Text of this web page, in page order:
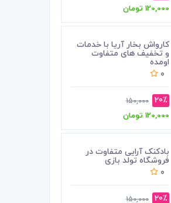
120,000 تومان
کارواش بخار آریا با خدمات
و تخفیف های متفاوت
اومده
0
20٪ 150,000
120,000 تومان
بادکنک آرایی متفاوت در
فروشگاه تولد بازی
0
20٪ 150,000